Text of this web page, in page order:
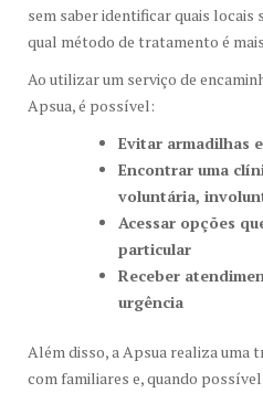
sem saber identificar quais locais
qual método de tratamento é
Ao utilizar um serviço de
Apsua, é possível:
Evitar armadilhas
Encontrar uma
voluntária,
Acessar opções
particular
Receber
urgência
Além disso, a Apsua realiza uma
com familiares e, quando